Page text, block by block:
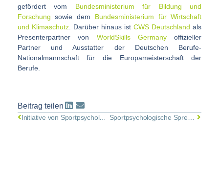
gefördert vom Bundesministerium für Bildung und
Forschung sowie dem Bundesministerium für Wirtschaft
und Klimaschutz. Darüber hinaus istCWS Deutschland als
Presenterpartner von WorldSkills Germanyoffizieller
Partner und Ausstatter der Deutschen Berufe-
Nationalmannschaft für die Europameisterschaft der
Berufe.
Beitrag teilen
Initiative von Sportpsychologin Mila Hanke: Mentaltraining beim Fördercamp von Handball-Weltmeister Dominik Klein und dem Bayerischen Handball-Verband